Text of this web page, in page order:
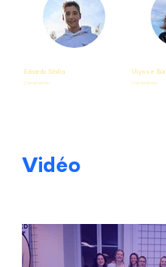
Edoardo Sibilia
Cameraman
Ulysse
Cameraman
Vidéo